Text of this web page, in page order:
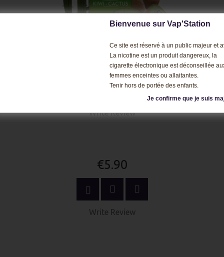
Bienvenue sur Vap'Station
Ce site est réservé à un public majeur et
La nicotine est un produit dangereux, la
cigarette électronique est déconseillée
femmes enceintes ou allaitantes.
Tenir hors de portée des enfants.
Je confirme que je suis
VIEW
€5.90
SELECT OPTIONS
Write Review
€5.90
Write Review